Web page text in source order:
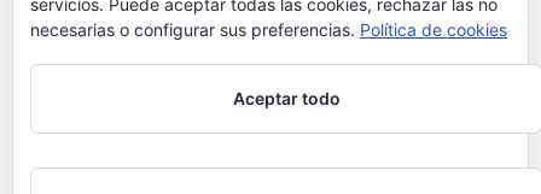
hola@carloscastrofotografo.com
servicios. Puede aceptar todas las cookies, rechazar las no
necesarias o configurar sus preferencias. Política de cookies
Aceptar todo